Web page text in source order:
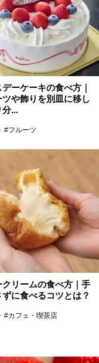
ーケーキの食べ方｜
ツや飾りを別皿に移し
分...
#フルーツ
クリームの食べ方｜手
ずに食べるコツとは？
#カフェ・喫茶店